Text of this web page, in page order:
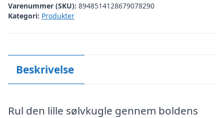
Varenummer (SKU): 8948514128679078290
Kategori: Produkter
Beskrivelse
Rul den lille sølvkugle gennem boldens